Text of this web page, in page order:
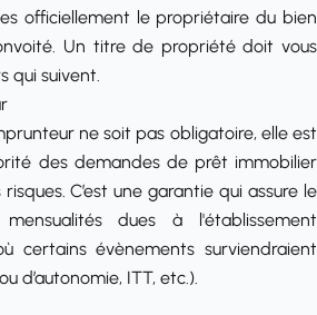
officiellement le propriétaire du bien
Un titre de propriété doit vous
qui suivent.
ne soit pas obligatoire, elle est
des demandes de prêt immobilier
C’est une garantie qui assure le
dues à l'établissement
certains évènements surviendraient
d’autonomie, ITT, etc.).